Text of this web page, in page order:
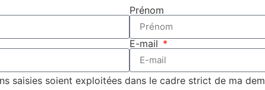
Prénom
E-mail
saisies soient exploitées dans le cadre strict de ma